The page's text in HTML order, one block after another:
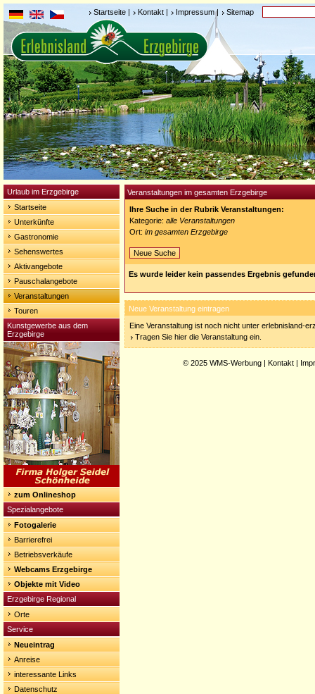
Startseite | Kontakt | Impressum| Sitemap
Urlaub im Erzgebirge
Startseite
Unterkünfte
Gastronomie
Sehenswertes
Aktivangebote
Pauschalangebote
Veranstaltungen
Touren
Kunstgewerbe aus dem
Erzgebirge
zum Onlineshop
Spezialangebote
Fotogalerie
Barrierefrei
Betriebsverkäufe
Webcams Erzgebirge
Objekte mit Video
Erzgebirge Regional
Orte
Service
Neueintrag
Anreise
interessante Links
Datenschutz
Veranstaltungen im gesamten Erzgebirge
Ihre Suche in der Rubrik Veranstaltungen:
Kategorie: alle Veranstaltungen
Ort: im gesamten Erzgebirge
Neue Suche
Es wurde leider kein passendes Ergebnis
Neue Veranstaltung eintragen
Eine Veranstaltung ist noch nicht unter erlebnisland-
Tragen Sie hier die Veranstaltung ein.
© 2025 WMS-Werbung | Kontakt |